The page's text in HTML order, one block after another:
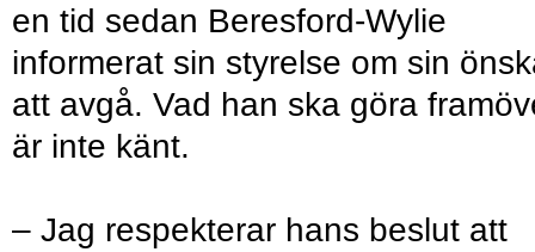
en tid sedan Beresford-Wylie
informerat sin styrelse om sin
att avgå. Vad han ska göra
är inte känt.
– Jag respekterar hans beslut att